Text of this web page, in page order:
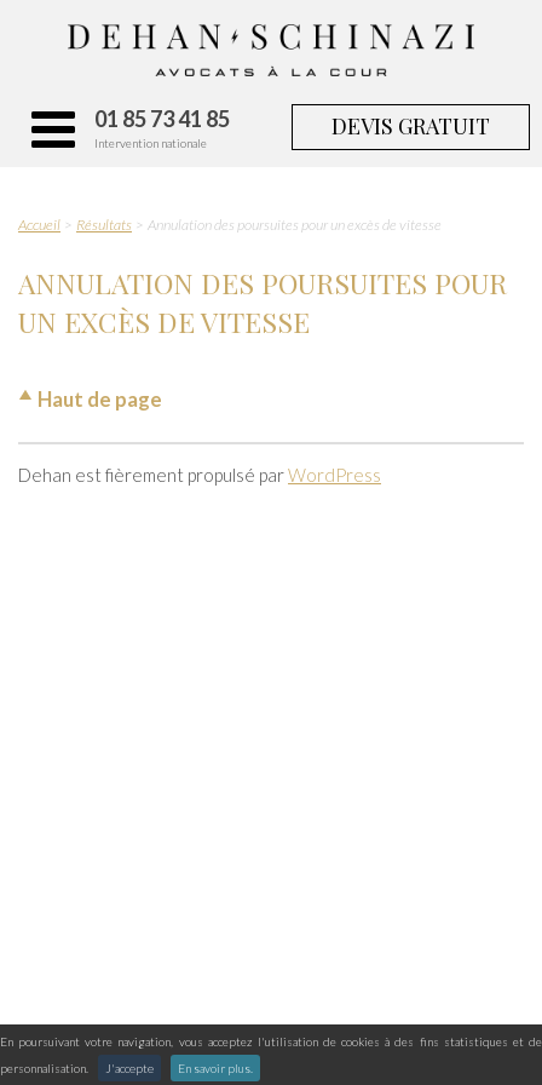
En poursuivant votre navigation, vous acceptez l'utilisation de cookies à des fins statistiques et de
personnalisation.
J'accepte En savoir plus.
01 85 73 41 85
Intervention nationale
DEVIS GRATUIT
Accueil Résultats Annulation des poursuites pour un excès de vitesse
ANNULATION DES POURSUITES POUR
UN EXCÈS DE VITESSE
Haut de page
Dehan est fièrement propulsé parWordPress